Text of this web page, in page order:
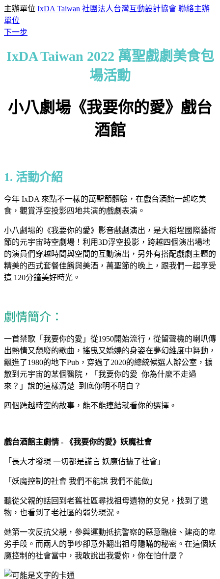
主辦單位 IxDA Taiwan 社團法人台灣互動設計協會 聯絡主辦
單位
下一步
IxDA Taiwan 2022 萬聖戲劇美食包
場活動
小八劇場《我要你的愛》戲台
酒館
1. 活動介紹
今年 IxDA 來點不一樣的萬聖節體驗，在戲台酒館一起吃美
食，觀賞浮空投影四地共演的戲劇表演。
小八劇場的《我要你的愛》影音戲劇演出，是大稻埕國際藝術
節的元宇宙時空劇場！ 利用3D浮空投影，跨越四個演出場地
的演員們穿越時間與空間的互動演出，另外有搭配戲劇主題的
精美的西式套餐佳餚與美酒，萬聖節的晚上，跟我們一起享受
這 120分鐘美好時光。
劇情簡介：
一首禁歌「我要你的愛」從1950開始流行，從留聲機的喇叭傳
出熱情又頹廢的歌曲，搖曳又嬌嬈的身姿在夢幻維度中舞動，
飄進了1980的地下Pub，穿過了2020的總統候選人辦公室，擴
散到元宇宙的某個醫院，「我要你的愛 你為什麼不走過
來？」說的這樣清楚 到底你明不明白？
四個跨越時空的故事，能不能連結就看你的選擇。
戲台酒館主劇情 - 《我要你的愛》妖魔社會
「長大才發現 一切都是謊言 妖魔佔據了社會」
「妖魔控制的社會 我們不能說 我們不能做」
聽從父親的話回到老舊社區尋找祖母遺物的女兒，找到了遺
物，也看到了老社區的弱勢現況。
她第一次反抗父親，參與運動抵抗警察的惡意臨檢、建商的卑
劣手段。而兩人的爭吵卻意外翻出祖母隱瞞的秘密。在這個妖
魔控制的社會當中，我敢說出我愛你，你在怕什麼？